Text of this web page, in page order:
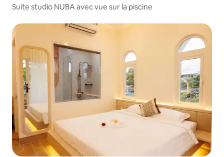
Suite studio NUBA avec vue sur la piscine